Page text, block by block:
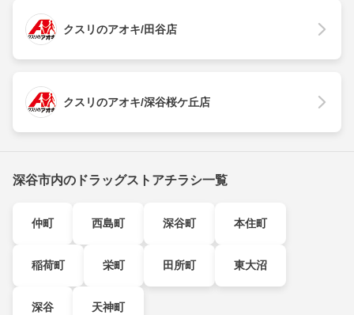
クスリのアオキ/田谷店
クスリのアオキ/深谷桜ケ丘店
深谷市内のドラッグストアチラシ一覧
仲町 西島町 深谷町 本住町
稲荷町 栄町 田所町 東大沼
深谷 天神町